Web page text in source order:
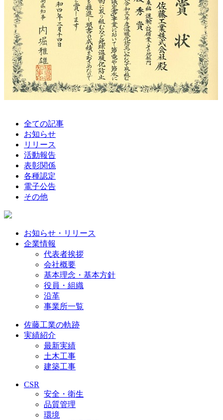
全ての記事
お知らせ
リリース
活動報告
表彰関係
各種認定
電子公告
その他
お知らせ・リリース
企業情報
代表者挨拶
会社概要
基本理念・基本方針
役員・組織
沿革
事業所一覧
佐藤工業の軌跡
実績紹介
最新実績
土木工事
建築工事
CSR
安全・衛生
品質管理
環境